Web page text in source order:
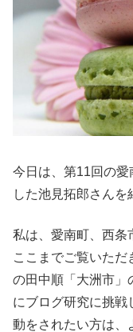
今日は、第11回の
した池見拓郎さんを
私は、愛南町、西条
ここまでご覧いただ
の田中順「大洲市」
にブログ研究に挑戦
動をされたい方は、